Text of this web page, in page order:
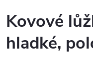
Kovové
hladké,